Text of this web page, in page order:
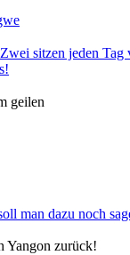
geilen
Yangon zurück!